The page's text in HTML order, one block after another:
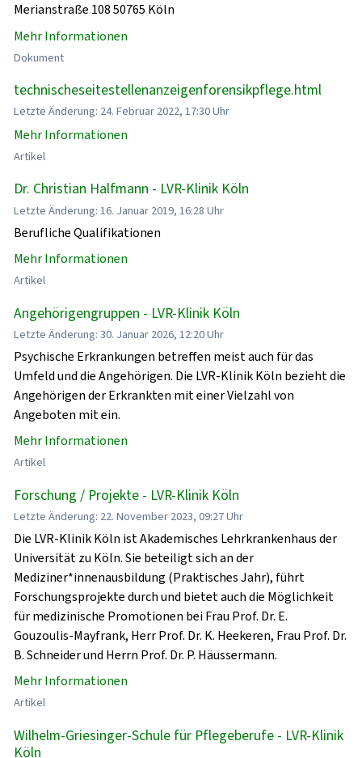
Merianstraße 108 50765 Köln
Mehr Informationen
Dokument
technischeseitestellenanzeigenforensikpflege.html
Letzte Änderung: 24. Februar 2022, 17:30 Uhr
Mehr Informationen
Artikel
Dr. Christian Halfmann - LVR-Klinik Köln
Letzte Änderung: 16. Januar 2019, 16:28 Uhr
Berufliche Qualifikationen
Mehr Informationen
Artikel
Angehörigengruppen - LVR-Klinik Köln
Letzte Änderung: 30. Januar 2026, 12:20 Uhr
Psychische Erkrankungen betreffen meist auch für das
Umfeld und die Angehörigen. Die LVR-Klinik Köln bezieht die
Angehörigen der Erkrankten mit einer Vielzahl von
Angeboten mit ein.
Mehr Informationen
Artikel
Forschung / Projekte - LVR-Klinik Köln
Letzte Änderung: 22. November 2023, 09:27 Uhr
Die LVR-Klinik Köln ist Akademisches Lehrkrankenhaus der
Universität zu Köln. Sie beteiligt sich an der
Mediziner*innenausbildung (Praktisches Jahr), führt
Forschungsprojekte durch und bietet auch die Möglichkeit
für medizinische Promotionen bei Frau Prof. Dr. E.
Gouzoulis-Mayfrank, Herr Prof. Dr. K. Heekeren, Frau Prof. Dr.
B. Schneider und Herrn Prof. Dr. P. Häussermann.
Mehr Informationen
Artikel
Wilhelm-Griesinger-Schule für Pflegeberufe - LVR-Klinik
Köln